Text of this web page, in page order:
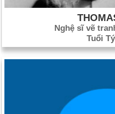
Nghệ sĩ vẽ
Tuổi Tý